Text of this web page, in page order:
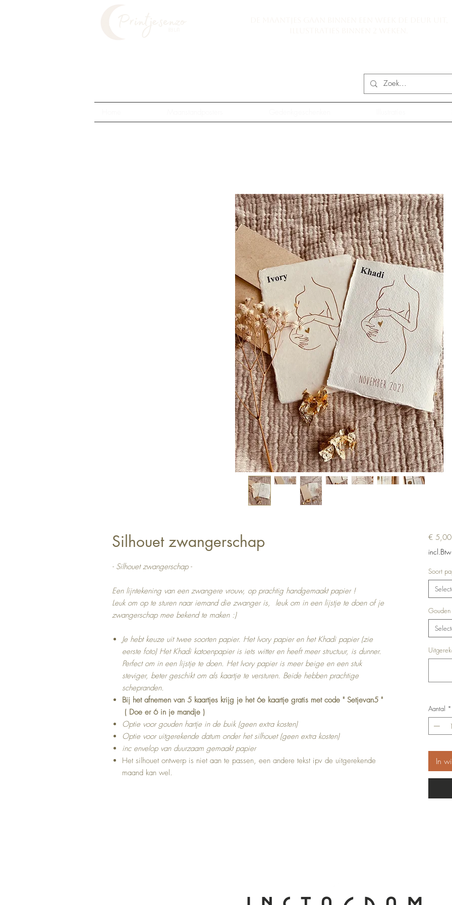
Silhouet zwangerschap
- Silhouet zwangerschap -
Een lijntekening van een zwangere vrouw, op prachtig handgemaakt papier !
Leuk om op te sturen naar iemand die zwanger is, leuk om in een lijstje te doen of je
zwangerschap mee bekend te maken :)
Je hebt keuze uit twee soorten papier. Het Ivory papier en het Khadi papier (zie
eerste foto) Het Khadi katoenpapier is iets witter en heeft meer structuur, is dunner.
Perfect om in een lijstje te doen. Het Ivory papier is meer beige en een stuk
steviger, beter geschikt om als kaartje te versturen. Beide hebben prachtige
schepranden.
Bij het afnemen van 5 kaartjes krijg je het 6e kaartje gratis met code " Setjevan5 "
( Doe er 6 in je mandje )
Optie voor gouden hartje in de buik (geen extra kosten)
Optie voor uitgerekende datum onder het silhouet (geen extra kosten)
inc envelop van duurzaam gemaakt papier
Het silhouet ontwerp is niet aan te passen, een andere tekst ipv de uitgerekende
maand kan wel.
€ 5,00
incl.Btw
Soort
Aantal *
In